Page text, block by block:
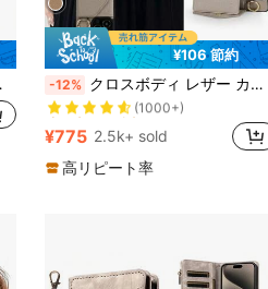
¥106 節約
-12% クロスボディ レザー カードホルダー 耐衝撃 三つ折りウォレット型スマホケース 1個 ストラップ付き、内側ミラー レザースマホホルダー、iPhone 17、17 Air、16、15、14、13、12、11 Pro Max、14、15 Plus、Galaxy S21、S22、S23、S24、S25 Plus Ultra、Pixel 5A、5G、6、7、8 Proに対応 春のギフト 誕生日 記念日
売り切れ間近！
(1000+)
売り切れ間近！
(1000+)
売り切れ間近！
(1000+)
売り切れ間近！
(1000+)
¥775 2.5k+ sold
高リピート率